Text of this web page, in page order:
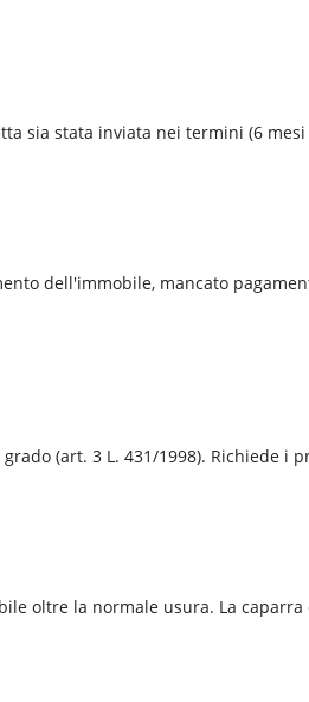
sia stata inviata nei termini (6
dell'immobile, mancato
(art. 3 L. 431/1998). Richiede i
oltre la normale usura. La